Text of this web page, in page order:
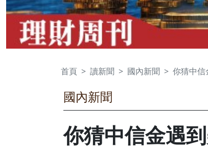
首頁 讀新聞 國內新聞 你猜中信
國內新聞
你猜中信金遇